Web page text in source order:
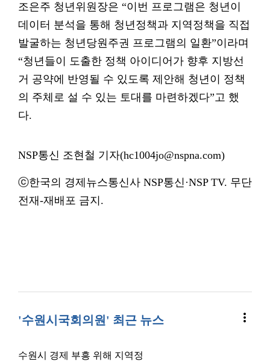
조은주 청년위원장은 “이번 프로그램은 청년이
데이터 분석을 통해 청년정책과 지역정책을 직접
발굴하는 청년당원주권 프로그램의 일환”이라며
“청년들이 도출한 정책 아이디어가 향후 지방선
거 공약에 반영될 수 있도록 제안해 청년이 정책
의 주체로 설 수 있는 토대를 마련하겠다”고 했
다.
NSP통신 조현철 기자(hc1004jo@nspna.com)
ⓒ한국의 경제뉴스통신사 NSP통신·NSP TV. 무단
전재-재배포 금지.
'수원시국회의원' 최근 뉴스 more_vert
수원시 경제 부흥 위해 지역정